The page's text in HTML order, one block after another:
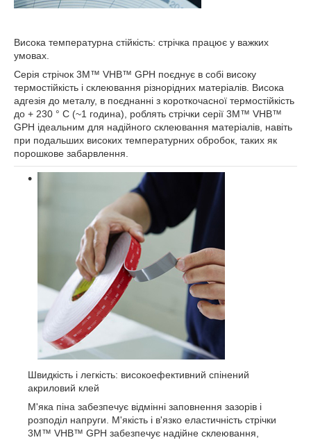
Висока температурна стійкість: стрічка працює у важких
умовах.
Серія стрічок 3M™ VHB™ GPH поєднує в собі високу
термостійкість і склеювання різнорідних матеріалів. Висока
адгезія до металу, в поєднанні з короткочасної термостійкість
до + 230 ° C (~1 година), роблять стрічки серії 3M™ VHB™
GPH ідеальним для надійного склеювання матеріалів, навіть
при подальших високих температурних обробок, таких як
порошкове забарвлення.
Швидкість і легкість: високоефективний спінений
акриловий клей
М'яка піна забезпечує відмінні заповнення зазорів і
розподіл напруги. М'якість і в'язко еластичність стрічки
3M™ VHB™ GPH забезпечує надійне склеювання,